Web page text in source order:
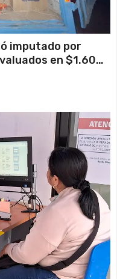
imputado por
en $1.600